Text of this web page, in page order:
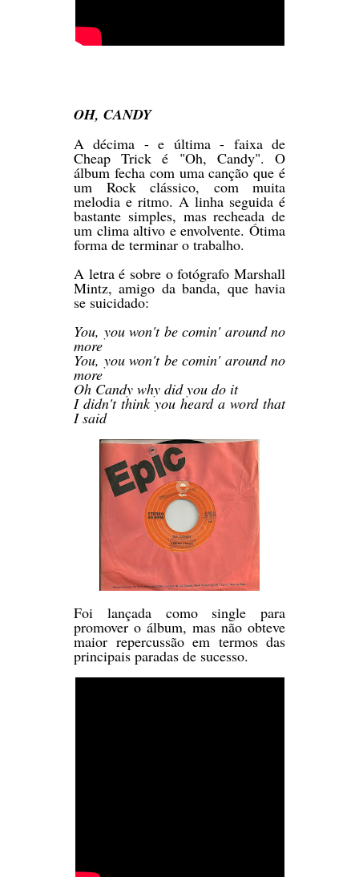
OH, CANDY
A décima - e última - faixa de
Cheap Trick é "Oh, Candy". O
álbum fecha com uma canção que é
um Rock clássico, com muita
melodia e ritmo. A linha seguida é
bastante simples, mas recheada de
um clima altivo e envolvente. Ótima
forma de terminar o trabalho.
A letra é sobre o fotógrafo Marshall
Mintz, amigo da banda, que havia
se suicidado:
You, you won't be comin' around no
more
You, you won't be comin' around no
more
Oh Candy why did you do it
I didn't think you heard a word that
I said
Foi lançada como single para
promover o álbum, mas não obteve
maior repercussão em termos das
principais paradas de sucesso.